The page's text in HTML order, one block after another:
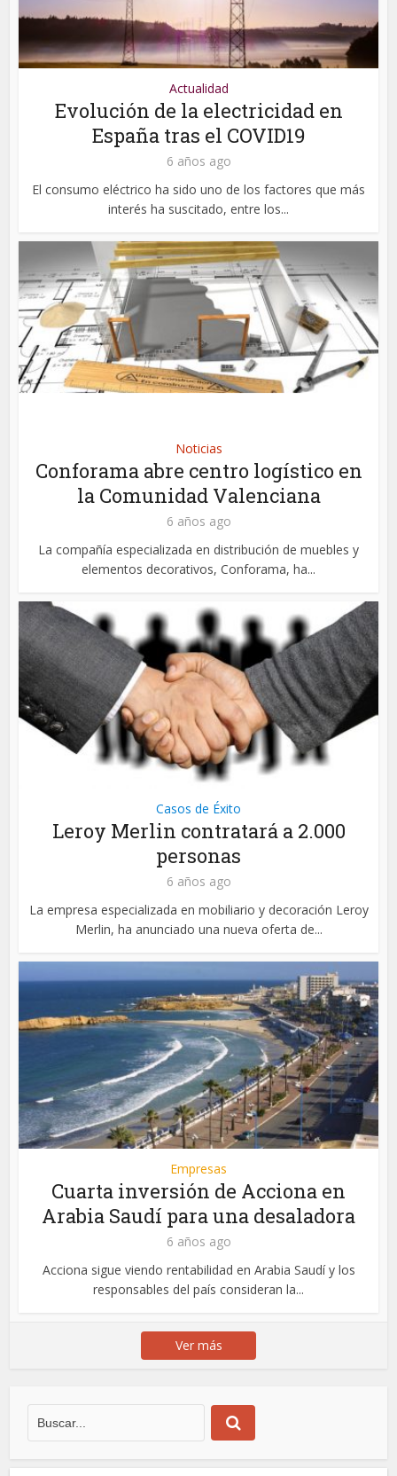
Actualidad
Evolución de la electricidad en
España tras el COVID19
6 años ago
El consumo eléctrico ha sido uno de los factores que más
interés ha suscitado, entre los...
Noticias
Conforama abre centro logístico en
la Comunidad Valenciana
6 años ago
La compañía especializada en distribución de muebles y
elementos decorativos, Conforama, ha...
Casos de Éxito
Leroy Merlin contratará a 2.000
personas
6 años ago
La empresa especializada en mobiliario y decoración Leroy
Merlin, ha anunciado una nueva oferta de...
Empresas
Cuarta inversión de Acciona en
Arabia Saudí para una desaladora
6 años ago
Acciona sigue viendo rentabilidad en Arabia Saudí y los
responsables del país consideran la...
Ver más